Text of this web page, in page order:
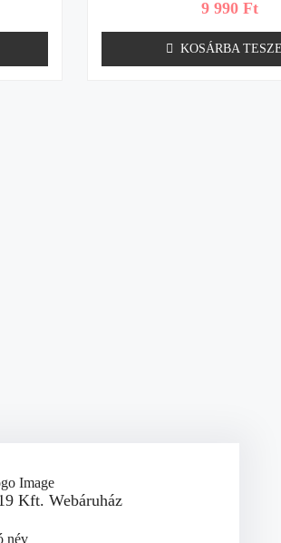
9 990 Ft
KOSÁRBA
Kft. Webáruház
név